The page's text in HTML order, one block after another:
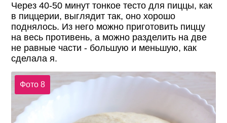
Через 40-50 минут тонкое тесто для пиццы, как
в пиццерии, выглядит так, оно хорошо
поднялось. Из него можно приготовить пиццу
на весь противень, а можно разделить на две
не равные части - большую и меньшую, как
сделала я.
Фото 8